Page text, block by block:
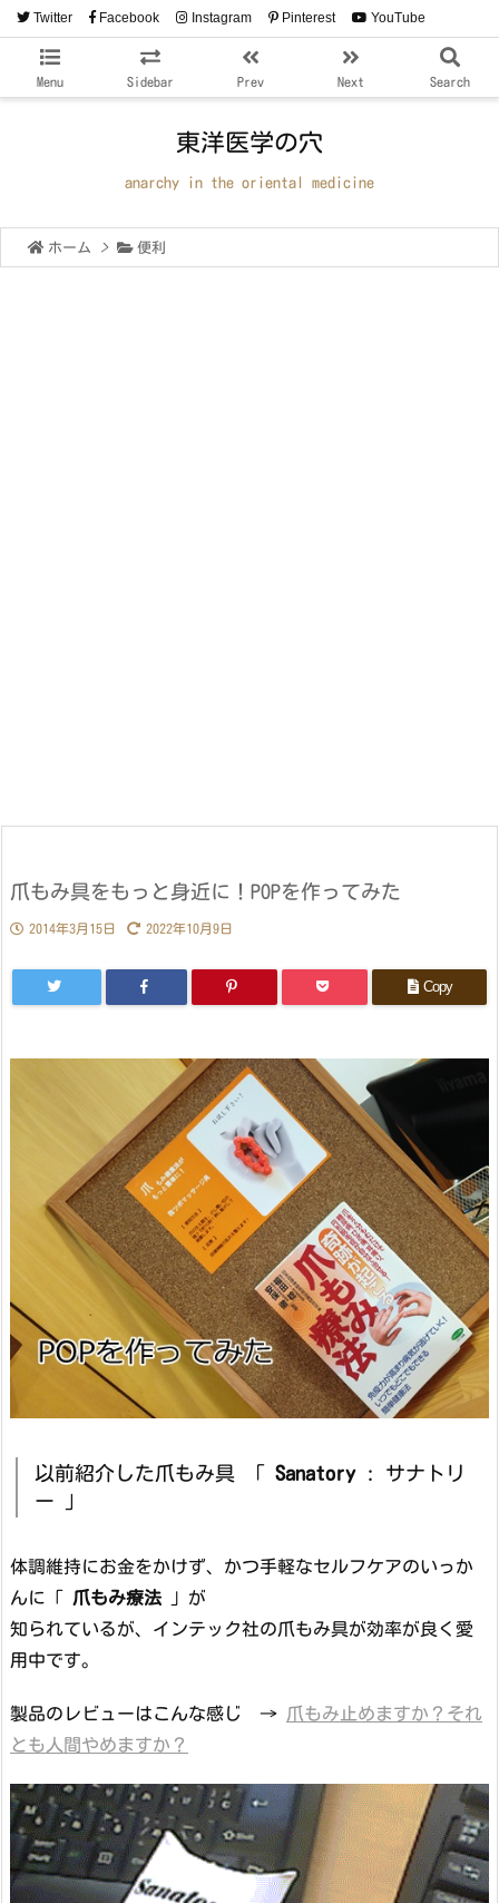
Menu Sidebar Prev Next Search
Twitter Facebook Instagram Pinterest YouTube
RSS
東洋医学の穴
anarchy in the oriental medicine
ホーム > 便利
爪もみ具をもっと身近に！POPを作ってみた
2014年3月15日 2022年10月9日
Copy
以前紹介した爪もみ具 「 Sanatory: サナトリ
ー 」
体調維持にお金をかけず、かつ手軽なセルフケアのいっか
んに「 爪もみ療法 」が
知られているが、インテック社の爪もみ具が効率が良く愛
用中です。
製品のレビューはこんな感じ → 爪もみ止めますか？それ
とも人間やめますか？